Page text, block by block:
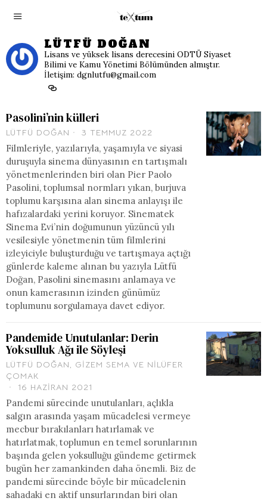
LÜTFÜ DOĞAN
Lisans ve yüksek lisans derecesini ODTÜ Siyaset
Bilimi ve Kamu Yönetimi Bölümünden almıştır.
İletişim: dgnlutfu@gmail.com
Pasolini’nin külleri
LÜTFÜ DOĞAN 3 TEMMUZ 2022
Filmleriyle, yazılarıyla, yaşamıyla ve siyasi
duruşuyla sinema dünyasının en tartışmalı
yönetmenlerinden biri olan Pier Paolo
Pasolini, toplumsal normları yıkan, burjuva
toplumu karşısına alan sinema anlayışı ile
hafızalardaki yerini koruyor. Sinematek
Sinema Evi’nin doğumunun yüzüncü yılı
vesilesiyle yönetmenin tüm filmlerini
izleyiciyle buluşturduğu ve tartışmaya açtığı
günlerde kaleme alınan bu yazıyla Lütfü
Doğan, Pasolini sinemasını anlamaya ve
onun kamerasının izinden günümüz
toplumunu sorgulamaya davet ediyor.
Pandemide Unutulanlar: Derin
Yoksulluk Ağı ile Söyleşi
LÜTFÜ DOĞAN, GIZEM SEMA VE NILÜFER
ÇOMAK
16 HAZIRAN 2021
Pandemi sürecinde unutulanları, açlıkla
salgın arasında yaşam mücadelesi vermeye
mecbur bırakılanları hatırlamak ve
hatırlatmak, toplumun en temel sorunlarının
başında gelen yoksulluğu gündeme getirmek
bugün her zamankinden daha önemli. Biz de
pandemi sürecinde böyle bir mücadelenin
sahadaki en aktif unsurlarından biri olan